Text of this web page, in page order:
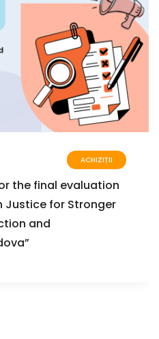
ACHIZIȚII
the final evaluation
Justice for Stronger
and